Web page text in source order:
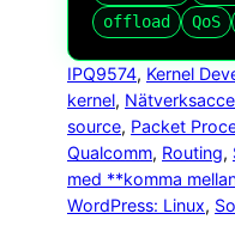
offload
QoS
IPQ9574, Kernel
kernel,
source, Packet
Qualcomm, Routing,
med **komma
WordPress: Linux,